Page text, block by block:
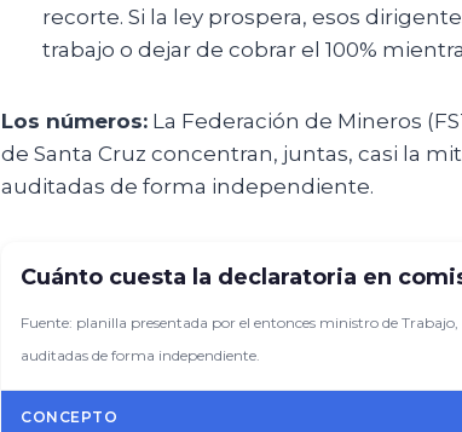
recorte. Si la ley prospera, esos
trabajo o dejar de cobrar el 100%
Los números: La Federación de Mineros
de Santa Cruz concentran, juntas, casi la
auditadas de forma independiente.
Cuánto cuesta la declaratoria en
Fuente: planilla presentada por el entonces ministro de
auditadas de forma independiente.
CONCEPTO